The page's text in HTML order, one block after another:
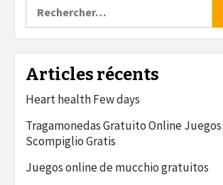
Articles récents
Heart health Few days
Tragamonedas Gratuito Online
Scompiglio Gratis
Juegos online de mucchio gratuitos